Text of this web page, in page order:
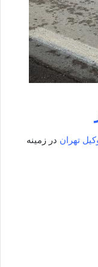
تهران در زمینه